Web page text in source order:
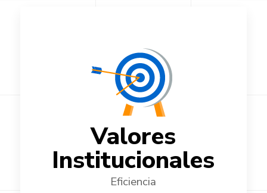
Valores
Institucionales
Eficiencia